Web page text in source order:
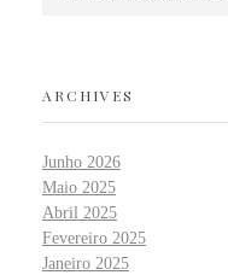
ARCHIVES
Junho 2026
Maio 2025
Abril 2025
Fevereiro 2025
Janeiro 2025